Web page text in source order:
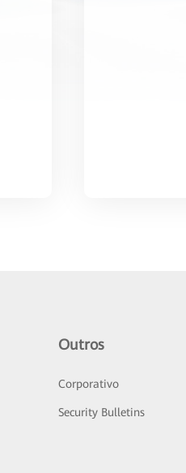
Outros
Corporativo
Security Bulletins